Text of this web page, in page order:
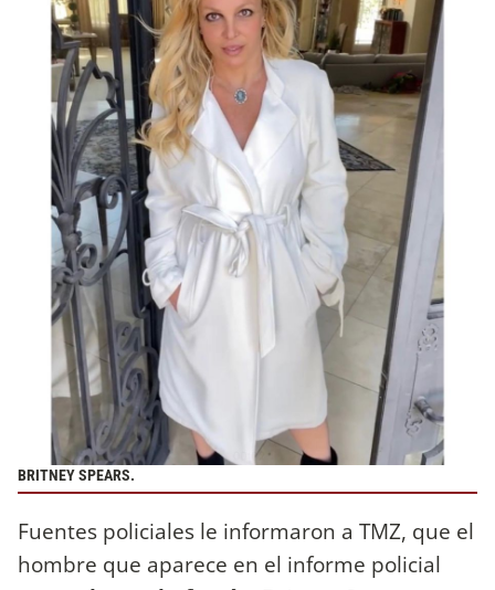
BRITNEY SPEARS.
Fuentes policiales le informaron a TMZ, que el
hombre que aparece en el informe policial